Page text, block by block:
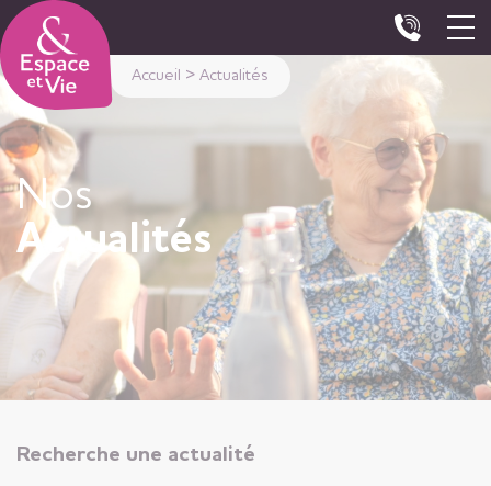
Accueil > Actualités
Nos
Actualités
Recherche une actualité
Panneau de gestion des cookies